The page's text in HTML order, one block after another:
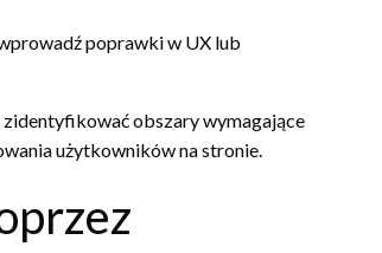
poprawki w UX lub
zidentyfikować obszary wymagające
użytkowników na stronie.